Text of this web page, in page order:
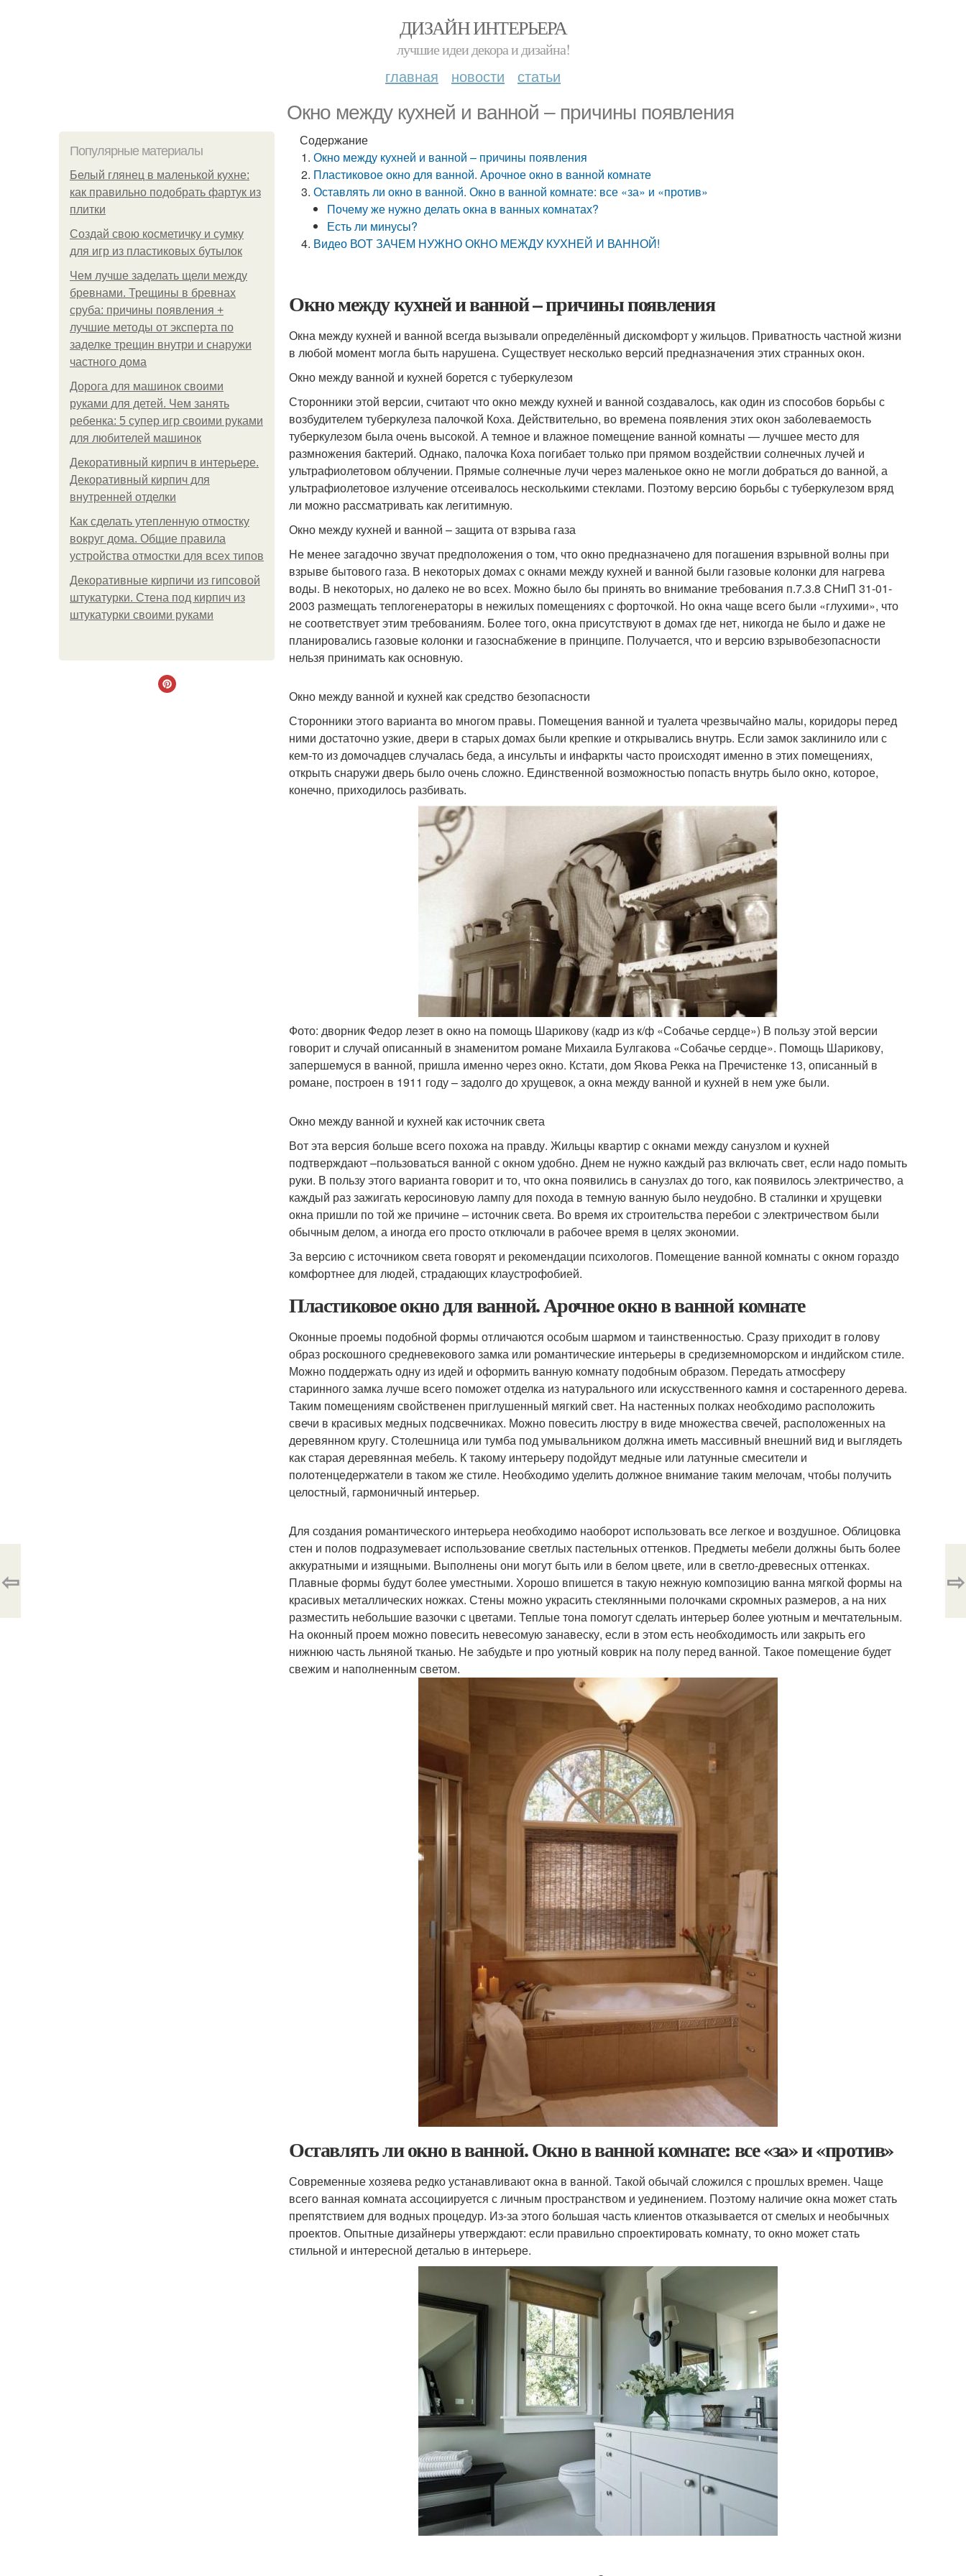
ДИЗАЙН ИНТЕРЬЕРА
лучшие идеи декора и дизайна!
главная новости статьи
Окно между кухней и ванной – причины появления
Популярные материалы
Белый глянец в маленькой кухне:
как правильно подобрать фартук из
плитки
Создай свою косметичку и сумку
для игр из пластиковых бутылок
Чем лучше заделать щели между
бревнами. Трещины в бревнах
сруба: причины появления +
лучшие методы от эксперта по
заделке трещин внутри и снаружи
частного дома
Дорога для машинок своими
руками для детей. Чем занять
ребенка: 5 супер игр своими руками
для любителей машинок
Декоративный кирпич в интерьере.
Декоративный кирпич для
внутренней отделки
Как сделать утепленную отмостку
вокруг дома. Общие правила
устройства отмостки для всех типов
Декоративные кирпичи из гипсовой
штукатурки. Стена под кирпич из
штукатурки своими руками
Содержание
Окно между кухней и ванной – причины появления
Пластиковое окно для ванной. Арочное окно в ванной комнате
Оставлять ли окно в ванной. Окно в ванной комнате: все «за» и «против»
Почему же нужно делать окна в ванных комнатах?
Есть ли минусы?
Видео ВОТ ЗАЧЕМ НУЖНО ОКНО МЕЖДУ КУХНЕЙ И ВАННОЙ!
Окно между кухней и ванной – причины появления
Окна между кухней и ванной всегда вызывали определённый дискомфорт у жильцов. Приватность частной жизни
в любой момент могла быть нарушена. Существует несколько версий предназначения этих странных окон.
Окно между ванной и кухней борется с туберкулезом
Сторонники этой версии, считают что окно между кухней и ванной создавалось, как один из способов борьбы с
возбудителем туберкулеза палочкой Коха. Действительно, во времена появления этих окон заболеваемость
туберкулезом была очень высокой. А темное и влажное помещение ванной комнаты — лучшее место для
размножения бактерий. Однако, палочка Коха погибает только при прямом воздействии солнечных лучей и
ультрафиолетовом облучении. Прямые солнечные лучи через маленькое окно не могли добраться до ванной, а
ультрафиолетовое излучение отсеивалось несколькими стеклами. Поэтому версию борьбы с туберкулезом вряд
ли можно рассматривать как легитимную.
Окно между кухней и ванной – защита от взрыва газа
Не менее загадочно звучат предположения о том, что окно предназначено для погашения взрывной волны при
взрыве бытового газа. В некоторых домах с окнами между кухней и ванной были газовые колонки для нагрева
воды. В некоторых, но далеко не во всех. Можно было бы принять во внимание требования п.7.3.8 СНиП 31-01-
2003 размещать теплогенераторы в нежилых помещениях с форточкой. Но окна чаще всего были «глухими», что
не соответствует этим требованиям. Более того, окна присутствуют в домах где нет, никогда не было и даже не
планировались газовые колонки и газоснабжение в принципе. Получается, что и версию взрывобезопасности
нельзя принимать как основную.
Окно между ванной и кухней как средство безопасности
Сторонники этого варианта во многом правы. Помещения ванной и туалета чрезвычайно малы, коридоры перед
ними достаточно узкие, двери в старых домах были крепкие и открывались внутрь. Если замок заклинило или с
кем-то из домочадцев случалась беда, а инсульты и инфаркты часто происходят именно в этих помещениях,
открыть снаружи дверь было очень сложно. Единственной возможностью попасть внутрь было окно, которое,
конечно, приходилось разбивать.
Фото: дворник Федор лезет в окно на помощь Шарикову (кадр из к/ф «Собачье сердце») В пользу этой версии
говорит и случай описанный в знаменитом романе Михаила Булгакова «Собачье сердце». Помощь Шарикову,
запершемуся в ванной, пришла именно через окно. Кстати, дом Якова Рекка на Пречистенке 13, описанный в
романе, построен в 1911 году – задолго до хрущевок, а окна между ванной и кухней в нем уже были.
Окно между ванной и кухней как источник света
Вот эта версия больше всего похожа на правду. Жильцы квартир с окнами между санузлом и кухней
подтверждают –пользоваться ванной с окном удобно. Днем не нужно каждый раз включать свет, если надо помыть
руки. В пользу этого варианта говорит и то, что окна появились в санузлах до того, как появилось электричество, а
каждый раз зажигать керосиновую лампу для похода в темную ванную было неудобно. В сталинки и хрущевки
окна пришли по той же причине – источник света. Во время их строительства перебои с электричеством были
обычным делом, а иногда его просто отключали в рабочее время в целях экономии.
За версию с источником света говорят и рекомендации психологов. Помещение ванной комнаты с окном гораздо
комфортнее для людей, страдающих клаустрофобией.
Пластиковое окно для ванной. Арочное окно в ванной комнате
Оконные проемы подобной формы отличаются особым шармом и таинственностью. Сразу приходит в голову
образ роскошного средневекового замка или романтические интерьеры в средиземноморском и индийском стиле.
Можно поддержать одну из идей и оформить ванную комнату подобным образом. Передать атмосферу
старинного замка лучше всего поможет отделка из натурального или искусственного камня и состаренного дерева.
Таким помещениям свойственен приглушенный мягкий свет. На настенных полках необходимо расположить
свечи в красивых медных подсвечниках. Можно повесить люстру в виде множества свечей, расположенных на
деревянном кругу. Столешница или тумба под умывальником должна иметь массивный внешний вид и выглядеть
как старая деревянная мебель. К такому интерьеру подойдут медные или латунные смесители и
полотенцедержатели в таком же стиле. Необходимо уделить должное внимание таким мелочам, чтобы получить
целостный, гармоничный интерьер.
Для создания романтического интерьера необходимо наоборот использовать все легкое и воздушное. Облицовка
стен и полов подразумевает использование светлых пастельных оттенков. Предметы мебели должны быть более
аккуратными и изящными. Выполнены они могут быть или в белом цвете, или в светло-древесных оттенках.
Плавные формы будут более уместными. Хорошо впишется в такую нежную композицию ванна мягкой формы на
красивых металлических ножках. Стены можно украсить стеклянными полочками скромных размеров, а на них
разместить небольшие вазочки с цветами. Теплые тона помогут сделать интерьер более уютным и мечтательным.
На оконный проем можно повесить невесомую занавеску, если в этом есть необходимость или закрыть его
нижнюю часть льняной тканью. Не забудьте и про уютный коврик на полу перед ванной. Такое помещение будет
свежим и наполненным светом.
Оставлять ли окно в ванной. Окно в ванной комнате: все «за» и «против»
Современные хозяева редко устанавливают окна в ванной. Такой обычай сложился с прошлых времен. Чаще
всего ванная комната ассоциируется с личным пространством и уединением. Поэтому наличие окна может стать
препятствием для водных процедур. Из-за этого большая часть клиентов отказывается от смелых и необычных
проектов. Опытные дизайнеры утверждают: если правильно спроектировать комнату, то окно может стать
стильной и интересной деталью в интерьере.
⇦ ⇨